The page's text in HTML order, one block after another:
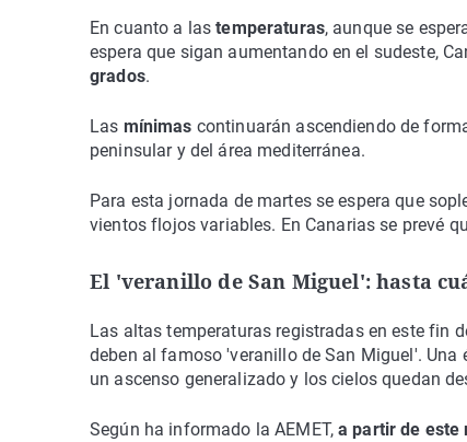
En cuanto a lastemperaturas, aunque se
espera que sigan aumentando en el sudeste,
grados.
Las mínimas continuarán ascendiendo de
peninsular y del área mediterránea.
Para esta jornada de martes se espera que
vientos flojos variables. En Canarias se prevé
El 'veranillo de San Miguel': hasta
Las altas temperaturas registradas en este fin
deben al famoso 'veranillo de San Miguel'.
un ascenso generalizado y los cielos quedan
Según ha informado la AEMET,a partir de este